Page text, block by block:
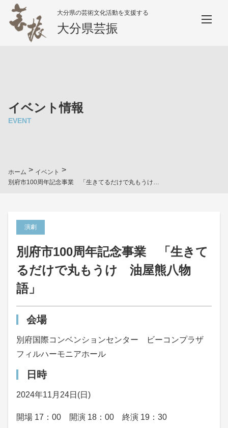
大分県の芸術文化活動を支援する
大分県芸振
イベント情報
EVENT
ホーム > イベント >
別府市100周年記念事業 「生きてるだけで丸もうけ 油屋熊八物語」
演劇
別府市100周年記念事業 「生きて
るだけで丸もうけ 油屋熊八物
語」
会場
別府国際コンベンションセンター ビーコンプラザ
フィルハーモニアホール
日時
2024年11月24日(日)
開場 17：00 開演 18：00 終演 19：30